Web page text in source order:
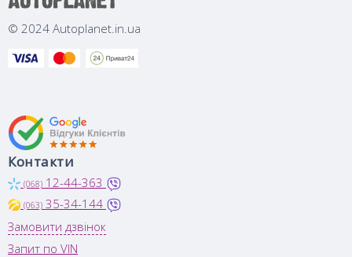
© 2024 Autoplanet.in.ua
Контакти
(068) 12-44-363
(063) 35-34-144
Замовити дзвінок
Запит по VIN